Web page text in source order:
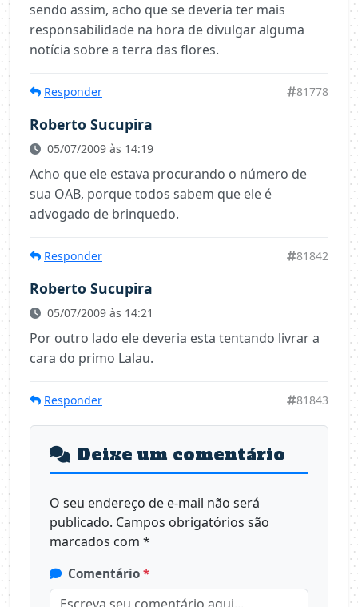
sendo assim, acho que se deveria ter mais
responsabilidade na hora de divulgar alguma
notícia sobre a terra das flores.
Responder 81778
Roberto Sucupira
05/07/2009 às 14:19
Acho que ele estava procurando o número de
sua OAB, porque todos sabem que ele é
advogado de brinquedo.
Responder 81842
Roberto Sucupira
05/07/2009 às 14:21
Por outro lado ele deveria esta tentando livrar a
cara do primo Lalau.
Responder 81843
Deixe um comentário
O seu endereço de e-mail não será
publicado. Campos obrigatórios são
marcados com *
Comentário *